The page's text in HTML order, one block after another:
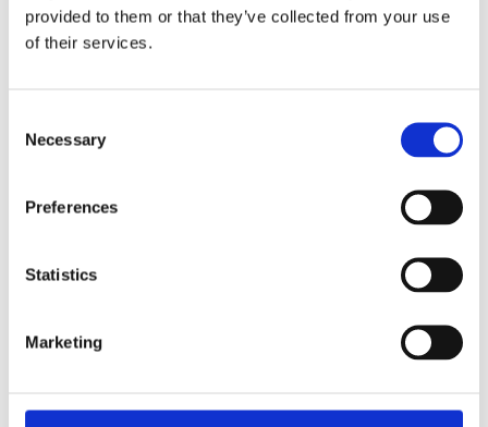
provided to them or that they’ve collected from your use
of their services.
Selection
Necessary
Preferences
Statistics
Marketing
nie należy uzupełniać freonu „na oko”?